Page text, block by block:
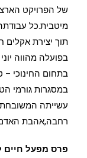
של הפרויקט
מיטבית.כל
תוך יצירת אקלים
בפועלה מהווה
בתחום החינוכי –
במסגרות גורמי
עשייתה המשובחת
רחבה,אהבת האדם
פרס מפעל חיים